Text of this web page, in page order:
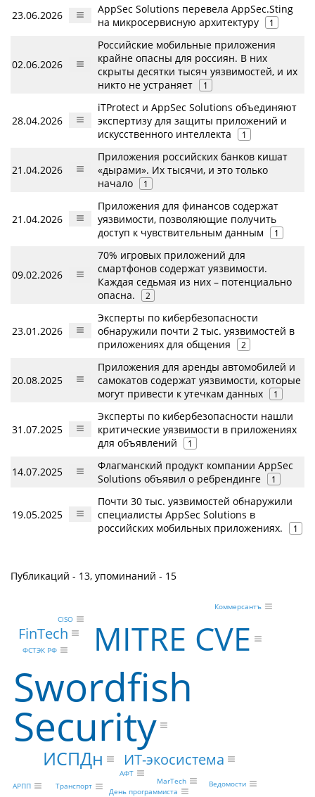
23.06.2026
AppSec Solutions перевела AppSec.Sting
на микросервисную архитектуру
1
02.06.2026
Российские мобильные приложения
крайне опасны для россиян. В них
скрыты десятки тысяч уязвимостей, и их
никто не устраняет
1
28.04.2026
iTProtect и AppSec Solutions объединяют
экспертизу для защиты приложений и
искусственного интеллекта
1
21.04.2026
Приложения российских банков кишат
«дырами». Их тысячи, и это только
начало
1
21.04.2026
Приложения для финансов содержат
уязвимости, позволяющие получить
доступ к чувствительным данным
1
09.02.2026
70% игровых приложений для
смартфонов содержат уязвимости.
Каждая седьмая из них – потенциально
опасна.
2
23.01.2026
Эксперты по кибербезопасности
обнаружили почти 2 тыс. уязвимостей в
приложениях для общения
2
20.08.2025
Приложения для аренды автомобилей и
самокатов содержат уязвимости, которые
могут привести к утечкам данных
1
31.07.2025
Эксперты по кибербезопасности нашли
критические уязвимости в приложениях
для объявлений
1
14.07.2025
Флагманский продукт компании AppSec
Solutions объявил о ребрендинге
1
19.05.2025
Почти 30 тыс. уязвимостей обнаружили
специалисты AppSec Solutions в
российских мобильных приложениях.
1
Публикаций - 13, упоминаний - 15
Swordfish
Security
MITRE CVE
ИСПДн ИТ-экосистема
FinTech
ФСТЭК РФ
АРПП
АФТ
CISO
Транспорт
MarTech Ведомости
Коммерсантъ
День программиста